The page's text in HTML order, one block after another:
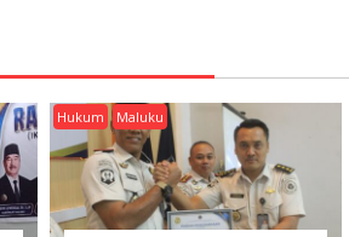
Hukum Maluku